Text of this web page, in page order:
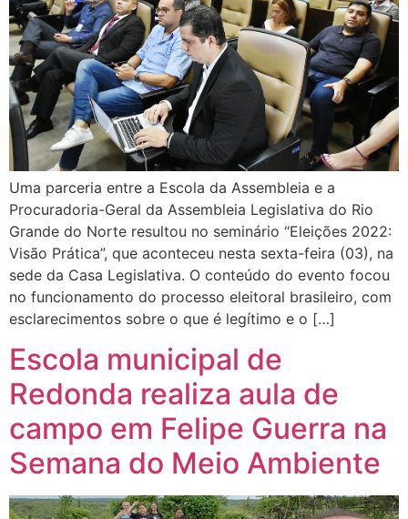
Uma parceria entre a Escola da Assembleia e a
Procuradoria-Geral da Assembleia Legislativa do Rio
Grande do Norte resultou no seminário “Eleições 2022:
Visão Prática”, que aconteceu nesta sexta-feira (03), na
sede da Casa Legislativa. O conteúdo do evento focou
no funcionamento do processo eleitoral brasileiro, com
esclarecimentos sobre o que é legítimo e o […]
Escola municipal de
Redonda realiza aula de
campo em Felipe Guerra na
Semana do Meio Ambiente